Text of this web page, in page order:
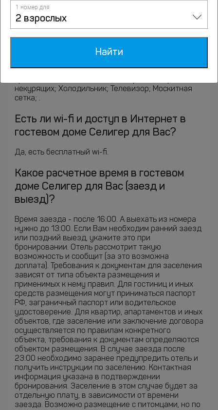
Категории номеров: Дом № 5 двухэтажный с 2
комнатами с балконом и с красивым видом из окна,
двухэтажный, Дом № 3, Дом № 5 двухэтажный,
кровать), Дом № 2 двухэтажный с 2 комнатами с
некурящих; Холодильник; Телевизор; Москитная
сетка; .
Есть ли wi-fi и доступ в Интернет в
гостевом доме Селигер для Вас?
Да, есть бесплатный wi-fi.
Какое расчетное время в гостевом
доме Селигер для Вас (заезд и
выезд)?
Время заезда - после 16:00. А выехать из номера
нужно до 13:00. Если Вам необходим ранний заезд
или поздний выезд, укажите это при
бронировании. Отель рассмотрит такую
возможность и сообщит (за это возможна
доплата). Требования к документам для заселения
зависят от типа объекта размещения и
применимых к нему правил. Для гостиниц и иных
средств размещения могут приниматься паспорт
РФ, заграничный паспорт или водительское
удостоверение. Для квартир, апартаментов и иных
объектов, где заселение или заключение договора
осуществляется по правилам конкретного
объекта, требования к документам определяются
объектом размещения. В случае заезда после
23:00 необходимо заранее предупредить отель и
получить инструкции по заселению. Контактная
информация указана в подтверждении
бронирования. Заселение в этом случае будет за
отдельную плату, в зависимости от времени
заезда. Возможно размещение с питомцами, но по
1 номер для
2 взрослых
Найти